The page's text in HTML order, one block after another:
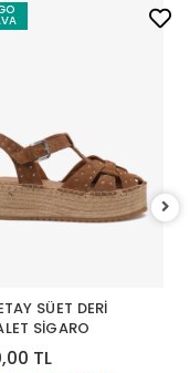
SÜET DERİ
SİGARO
TL